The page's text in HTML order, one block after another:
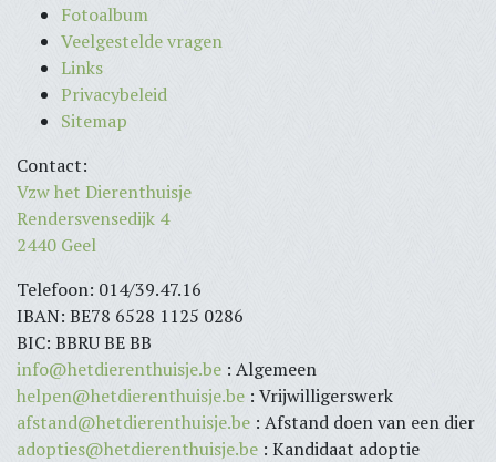
Fotoalbum
Veelgestelde vragen
Links
Privacybeleid
Sitemap
Contact:
Vzw het Dierenthuisje
Rendersvensedijk 4
2440 Geel
Telefoon: 014/39.47.16
IBAN: BE78 6528 1125 0286
BIC: BBRU BE BB
info@hetdierenthuisje.be : Algemeen
helpen@hetdierenthuisje.be : Vrijwilligerswerk
afstand@hetdierenthuisje.be : Afstand doen van een dier
adopties@hetdierenthuisje.be : Kandidaat adoptie